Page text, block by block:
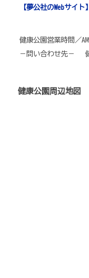
【夢公社のWebサイト】
健康公園営業時間／
－問い合わせ先－
健康公園周辺地図